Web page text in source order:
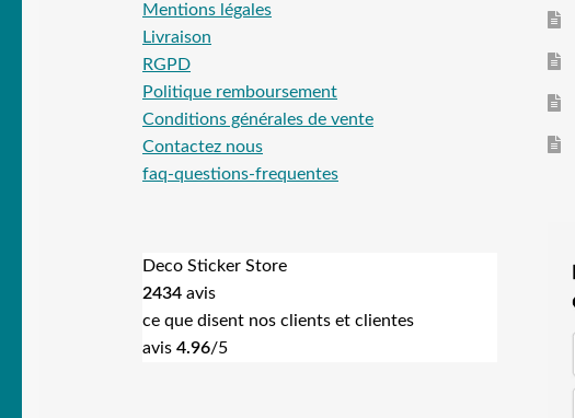
Mentions légales
Livraison
RGPD
Politique remboursement
Conditions générales de vente
Contactez nous
faq-questions-frequentes
Deco Sticker Store
2434 avis
ce que disent nos clients et clientes
avis4.96/5